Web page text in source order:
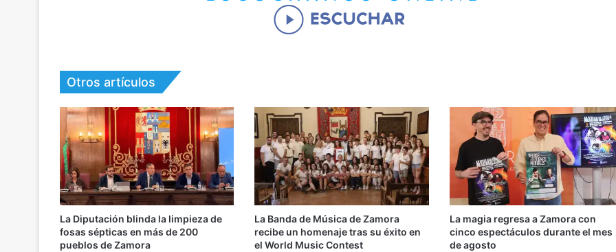
Otros artículos
La Diputación blinda la limpieza de
fosas sépticas en más de 200
pueblos de Zamora
La Banda de Música de Zamora
recibe un homenaje tras su éxito en
el World Music Contest
La magia regresa a Zamora con
cinco espectáculos durante el mes
de agosto